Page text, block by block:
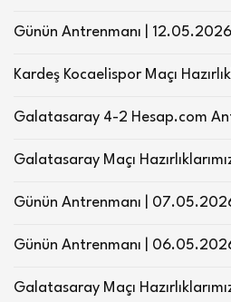
Günün Antrenmanı | 12.05.2026
Kardeş Kocaelispor Maçı
Galatasaray 4-2 Hesap.com
Galatasaray Maçı
Günün Antrenmanı |
Günün Antrenmanı |
Galatasaray Maçı